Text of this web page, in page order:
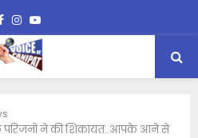
Facebook
Instagram
Youtube
परिजनो ने की शिकायत..आपके आने से